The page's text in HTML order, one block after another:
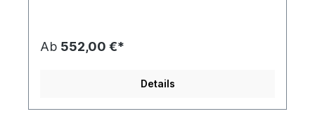
Ab 552,00 €*
Details